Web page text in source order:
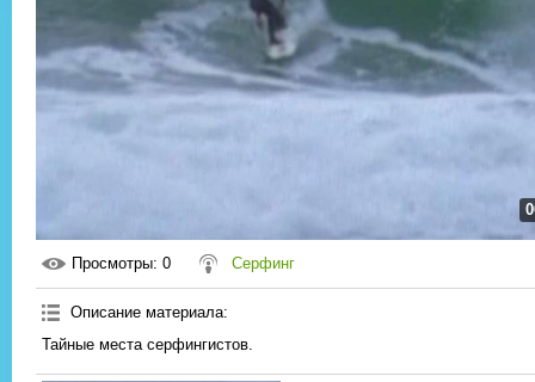
Просмотры: 0 Серфинг
Описание материала:
Тайные места серфингистов.